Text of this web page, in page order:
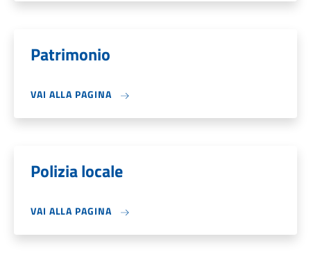
Patrimonio
VAI ALLA PAGINA
Polizia locale
VAI ALLA PAGINA